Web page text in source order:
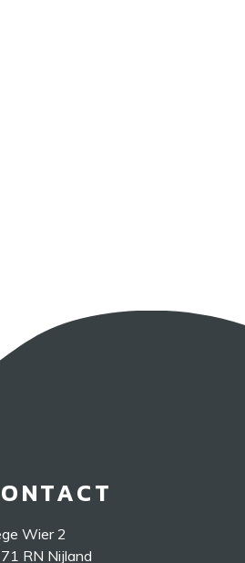
Wier 2
RN Nijland